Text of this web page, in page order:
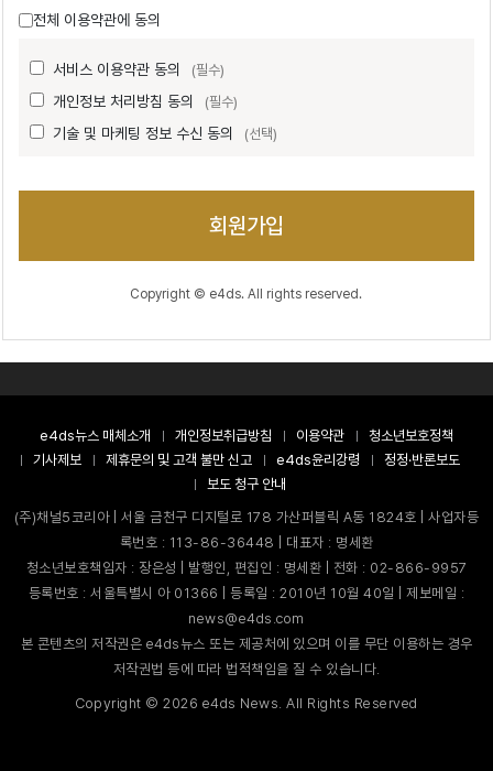
전체 이용약관에 동의
서비스 이용약관 동의 (필수)
개인정보 처리방침 동의 (필수)
기술 및 마케팅 정보 수신 동의 (선택)
회원가입
Copyright © e4ds. All rights reserved.
e4ds뉴스 매체소개 개인정보취급방침 이용약관
청소년보호정책
기사제보
제휴문의 및 고객 불만 신고 e4ds윤리강령
정정·반론보도
보도 청구 안내
(주)채널5코리아 | 서울 금천구 디지털로 178 가산퍼블릭 A동 1824호 | 사업자등
록번호 : 113-86-36448 | 대표자 : 명세환
청소년보호책임자 : 장은성 | 발행인, 편집인 : 명세환 | 전화 : 02-866-9957
등록번호 : 서울특별시 아 01366 | 등록일 : 2010년 10월 40일 | 제보메일 :
news@e4ds.com
본 콘텐츠의 저작권은 e4ds뉴스 또는 제공처에 있으며 이를 무단 이용하는 경우
저작권법 등에 따라 법적책임을 질 수 있습니다.
Copyright ©2026 e4ds News. All Rights Reserved